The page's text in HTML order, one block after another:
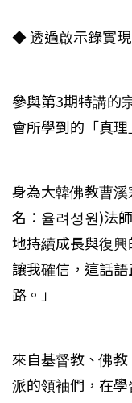
◆ 透過啟示錄實現
參與第3期特講的
會所學到的「真
身為大韓佛教曹
名：율려성원)法
地持續成長與復
讓我確信，這話
路。」
來自基督教、佛
派的領袖們，在